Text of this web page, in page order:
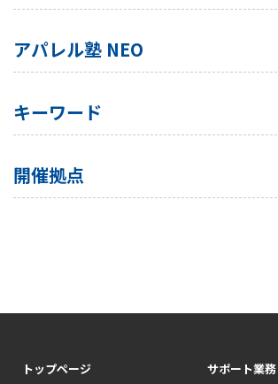
アパレル塾 NEO
キーワード
開催拠点
トップページ
サポート業務